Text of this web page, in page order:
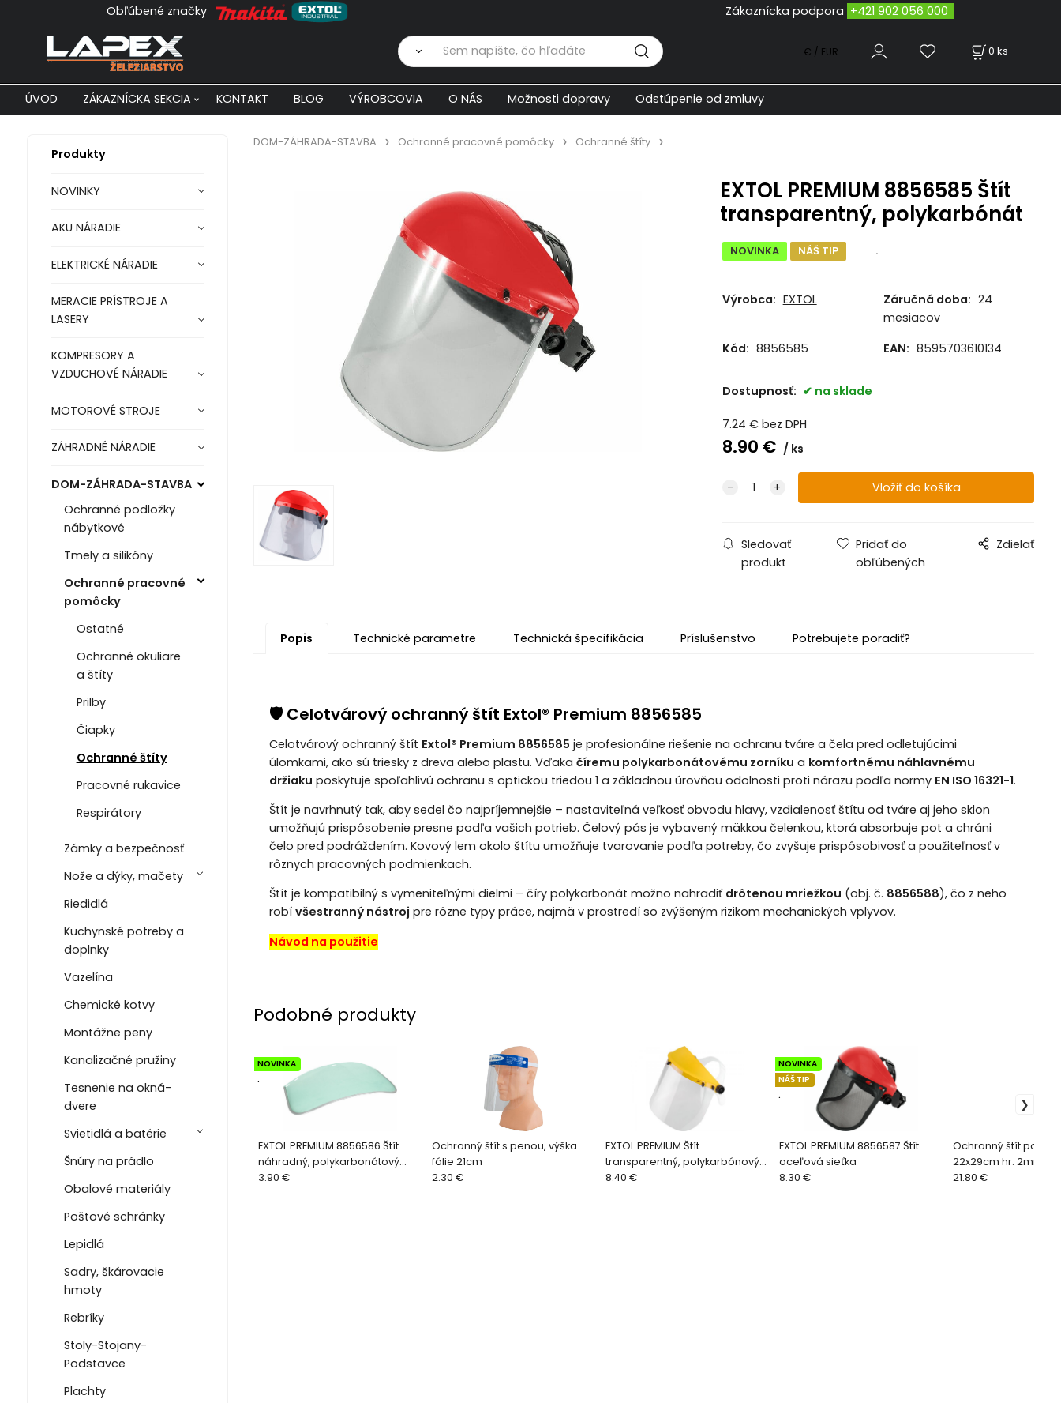
Obľúbené značky Zákaznícka podpora +421 902 056 000
0 ks
€ / EUR
ÚVOD ZÁKAZNÍCKA SEKCIA KONTAKT BLOG VÝROBCOVIA O NÁS Možnosti dopravy Odstúpenie od zmluvy
Produkty
NOVINKY
AKU NÁRADIE
ELEKTRICKÉ NÁRADIE
MERACIE PRÍSTROJE A
LASERY
KOMPRESORY A
VZDUCHOVÉ NÁRADIE
MOTOROVÉ STROJE
ZÁHRADNÉ NÁRADIE
DOM-ZÁHRADA-STAVBA
Ochranné podložky
nábytkové
Tmely a silikóny
Ochranné pracovné
pomôcky
Ostatné
Ochranné okuliare
a štíty
Prilby
Čiapky
Ochranné štíty
Pracovné rukavice
Respirátory
Zámky a bezpečnosť
Nože a dýky, mačety
Riedidlá
Kuchynské potreby a
doplnky
Vazelína
Chemické kotvy
Montážne peny
Kanalizačné pružiny
Tesnenie na okná-
dvere
Svietidlá a batérie
Šnúry na prádlo
Obalové materiály
Poštové schránky
Lepidlá
Sadry, škárovacie
hmoty
Rebríky
Stoly-Stojany-
Podstavce
Plachty
DOM-ZÁHRADA-STAVBA Ochranné pracovné pomôcky Ochranné štíty
EXTOL PREMIUM 8856585 Štít
transparentný, polykarbónát
NOVINKA NÁŠ TIP .
Výrobca: EXTOL Záručná doba: 24
mesiacov
Kód: 8856585 EAN: 8595703610134
Dostupnosť: na sklade
7.24 € bez DPH
8.90 € ks
Sledovať
produkt
Pridať do
obľúbených
Zdielať
Popis Technické parametre Technická špecifikácia Príslušenstvo Potrebujete poradiť?
🛡️ Celotvárový ochranný štít Extol® Premium 8856585
Celotvárový ochranný štít Extol® Premium 8856585 je profesionálne riešenie na ochranu tváre a čela pred odletujúcimi
úlomkami, ako sú triesky z dreva alebo plastu. Vďaka číremu polykarbonátovému zorníku a komfortnému náhlavnému
držiaku poskytuje spoľahlivú ochranu s optickou triedou 1 a základnou úrovňou odolnosti proti nárazu podľa normy EN ISO 16321-1.
Štít je navrhnutý tak, aby sedel čo najpríjemnejšie – nastaviteľná veľkosť obvodu hlavy, vzdialenosť štítu od tváre aj jeho sklon
umožňujú prispôsobenie presne podľa vašich potrieb. Čelový pás je vybavený mäkkou čelenkou, ktorá absorbuje pot a chráni
čelo pred podráždením. Kovový lem okolo štítu umožňuje tvarovanie podľa potreby, čo zvyšuje prispôsobivosť a použiteľnosť v
rôznych pracovných podmienkach.
Štít je kompatibilný s vymeniteľnými dielmi – číry polykarbonát možno nahradiť drôtenou mriežkou (obj. č. 8856588), čo z neho
robí všestranný nástroj pre rôzne typy práce, najmä v prostredí so zvýšeným rizikom mechanických vplyvov.
Návod na použitie
Podobné produkty
EXTOL PREMIUM 8856586 Štít
náhradný, polykarbonátový
číry, pre 8856585 a 8856587
NOVINKA
.
3.90 €
Ochranný štít s penou, výška
fólie 21cm
2.30 €
EXTOL PREMIUM Štít
transparentný, polykarbónový
8856580
8.40 €
EXTOL PREMIUM 8856587 Štít
oceľová sieťka
NOVINKA
NÁŠ TIP
.
8.30 €
Ochranný štít
22x29cm hr. 2mm
21.80 €